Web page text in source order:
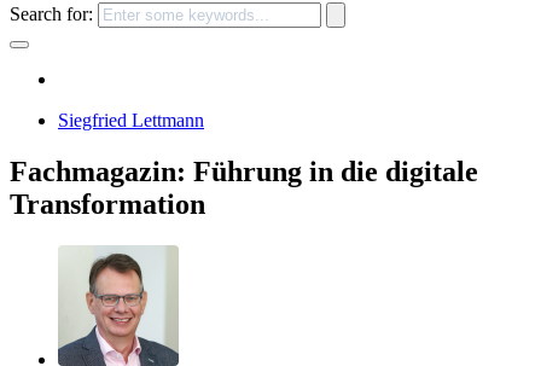
Search for:
Siegfried Lettmann
Fachmagazin: Führung in die digitale
Transformation